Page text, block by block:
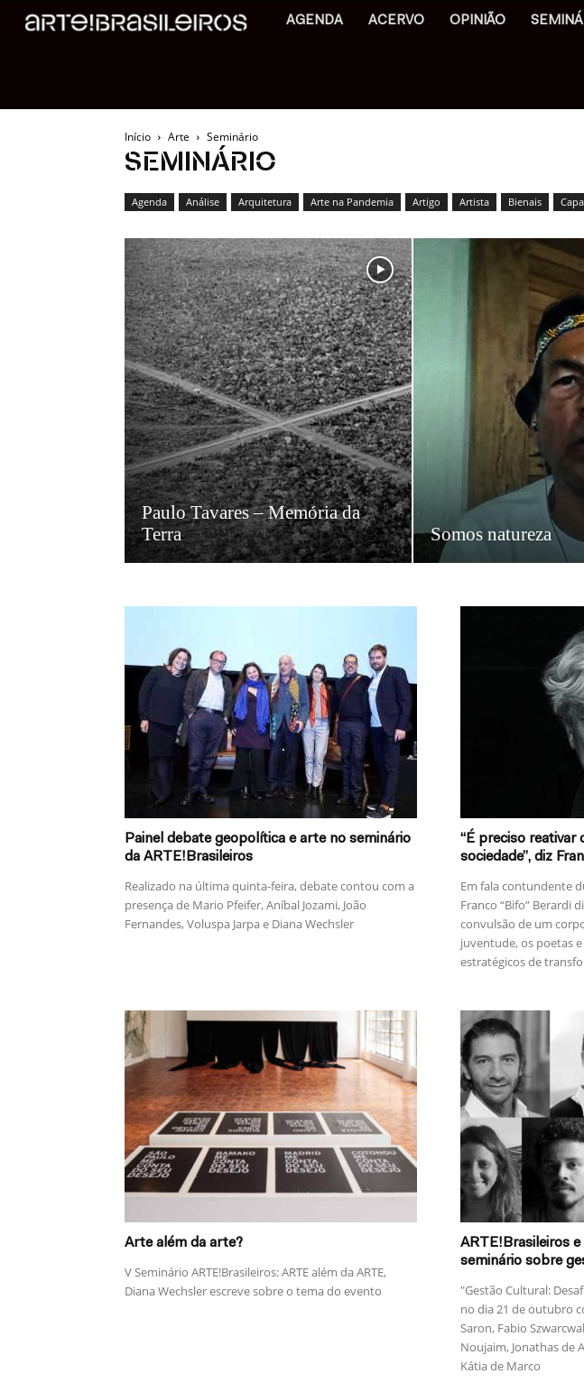
AGENDA ACERVO OPINIÃO
Início Arte Seminário
SEMINÁRIO
Agenda Análise Arquitetura Arte na Pandemia Artigo Artista Bienais Capa
Paulo Tavares – Memória da
Terra
Somos natureza
Painel debate geopolítica e arte no seminário
da ARTE!Brasileiros
Realizado na última quinta-feira, debate contou com a
presença de Mario Pfeifer, Aníbal Jozami, João
Fernandes, Voluspa Jarpa e Diana Wechsler
“É preciso reativar
sociedade”, diz
Em fala contundente
Franco “Bifo” Berardi
convulsão de um
juventude, os poetas
estratégicos de
Arte além da arte?
V Seminário ARTE!Brasileiros: ARTE além da ARTE,
Diana Wechsler escreve sobre o tema do evento
ARTE!Brasileiros
seminário sobre
"Gestão Cultural:
no dia 21 de outubro
Saron, Fabio
Noujaim, Jonathas de
Kátia de Marco